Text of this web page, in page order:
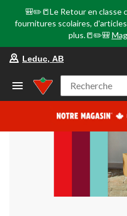
🎒✏️📒Le Retour en classe
fournitures scolaires,
plus.📒✏️🎒
Leduc, AB
Recherche